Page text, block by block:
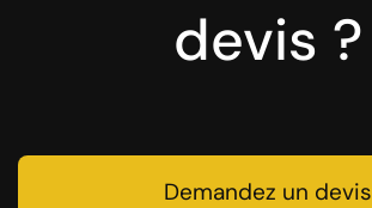
devis ?
Demandez un devis